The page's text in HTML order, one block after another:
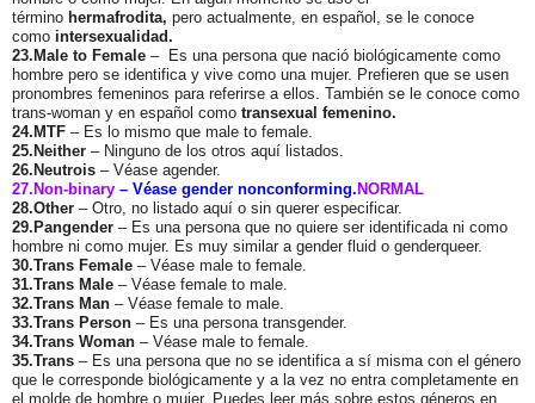
término hermafrodita, pero actualmente, en español, se le conoce
como intersexualidad.
23.Male to Female – Es una persona que nació biológicamente como
hombre pero se identifica y vive como una mujer. Prefieren que se usen
pronombres femeninos para referirse a ellos. También se le conoce como
trans-woman y en español como transexual femenino.
24.MTF – Es lo mismo que male to female.
25.Neither – Ninguno de los otros aquí listados.
26.Neutrois – Véase agender.
27.Non-binary – Véase gender nonconforming. NORMAL
28.Other – Otro, no listado aquí o sin querer especificar.
29.Pangender – Es una persona que no quiere ser identificada ni como
hombre ni como mujer. Es muy similar a gender fluid o genderqueer.
30.Trans Female – Véase male to female.
31.Trans Male – Véase female to male.
32.Trans Man – Véase female to male.
33.Trans Person – Es una persona transgender.
34.Trans Woman – Véase male to female.
35.Trans – Es una persona que no se identifica a sí misma con el género
que le corresponde biológicamente y a la vez no entra completamente en
el molde de hombre o mujer. Puedes leer más sobre estos géneros en